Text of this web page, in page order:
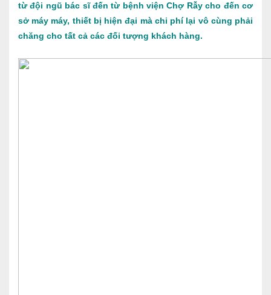
từ đội ngũ bác sĩ đến từ bệnh viện Chợ Rẫy cho đến cơ
sở máy máy, thiết bị hiện đại mà chi phí lại vô cùng phải
chăng cho tất cả các đối tượng khách hàng.